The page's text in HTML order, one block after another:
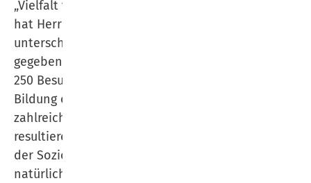
„Vielfalt führt zu Konflikten – und das darf sein!“
hat Herr El-Mafaalani zahlreiche Impulse zu
unterschiedlichen Bereichen des Lebens
gegeben und entsprechende Spuren für die rund
250 Besucher gelegt. Für die Bereiche Integration,
Bildung oder auch in der Arbeitswelt gibt es
zahlreiche Herausforderungen, die aus Vielfalt
resultieren. Dies ist nicht verwunderlich, machte
der Soziologe doch deutlich, dass Konflikte das
natürliche Ergebnis von Entwicklungen sind, egal